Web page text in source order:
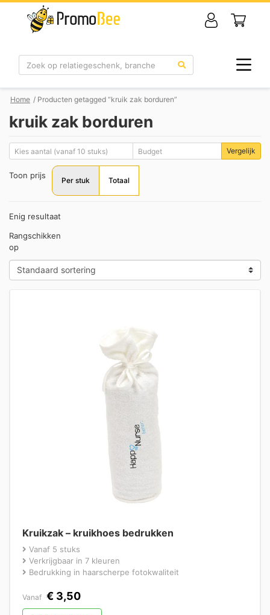
Zoek
Home / Producten getagged “kruik zak borduren”
kruik zak borduren
Vergelijk
Toon prijs
Per stuk Totaal
Enig resultaat
Rangschikken
op
Kruikzak – kruikhoes bedrukken
Vanaf 5 stuks
Verkrijgbaar in 7 kleuren
Bedrukking in haarscherpe fotokwaliteit
Vanaf € 3,50